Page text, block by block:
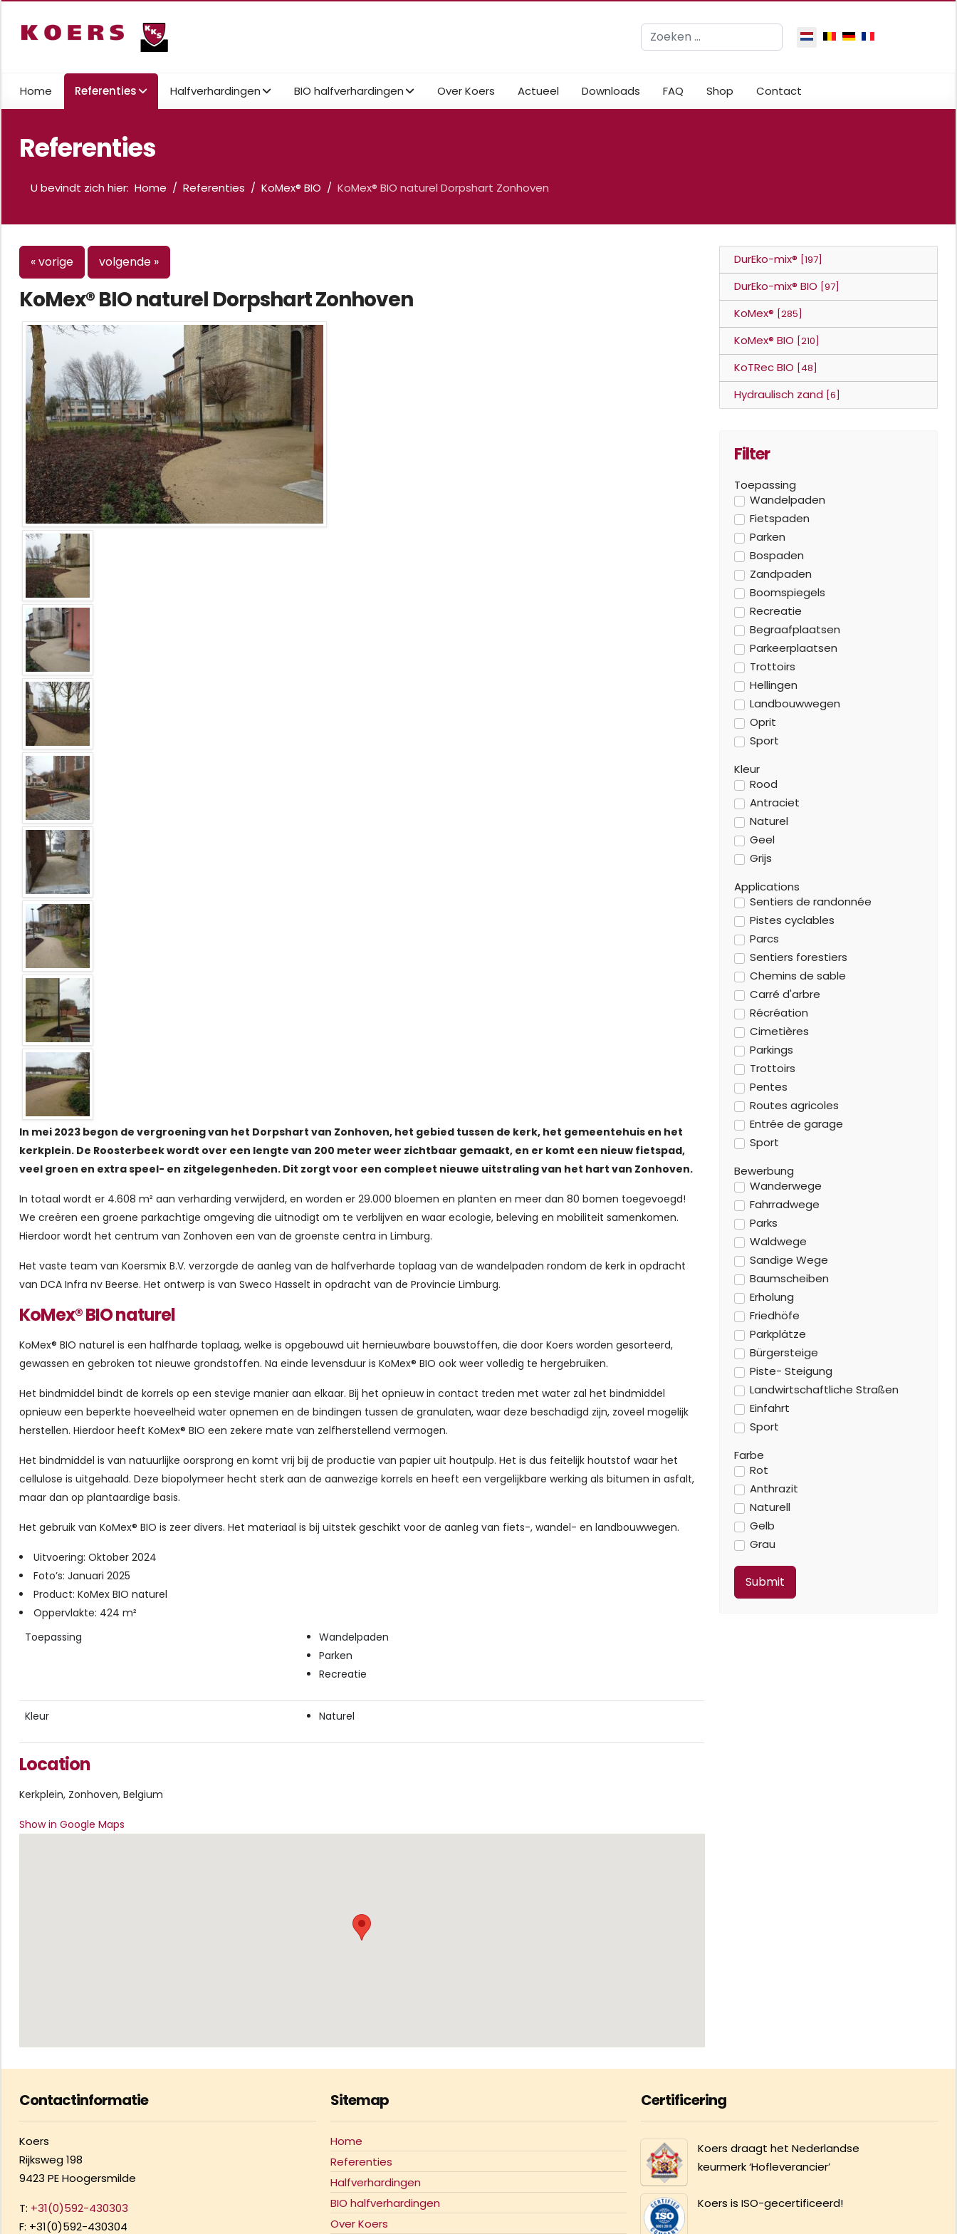
Zoeken Selecteer de taal
Home Referenties Halfverhardingen BIO halfverhardingen Over Koers Actueel Downloads FAQ Shop Contact
Referenties
U bevindt zich hier: Home Referenties KoMex® BIO KoMex® BIO naturel Dorpshart Zonhoven
« vorige volgende »
KoMex® BIO naturel Dorpshart Zonhoven
In mei 2023 begon de vergroening van het Dorpshart van Zonhoven, het gebied tussen de kerk, het gemeentehuis en het
kerkplein. De Roosterbeek wordt over een lengte van 200 meter weer zichtbaar gemaakt, en er komt een nieuw fietspad,
veel groen en extra speel- en zitgelegenheden. Dit zorgt voor een compleet nieuwe uitstraling van het hart van Zonhoven.
In totaal wordt er 4.608 m² aan verharding verwijderd, en worden er 29.000 bloemen en planten en meer dan 80 bomen toegevoegd!
We creëren een groene parkachtige omgeving die uitnodigt om te verblijven en waar ecologie, beleving en mobiliteit samenkomen.
Hierdoor wordt het centrum van Zonhoven een van de groenste centra in Limburg.
Het vaste team van Koersmix B.V. verzorgde de aanleg van de halfverharde toplaag van de wandelpaden rondom de kerk in opdracht
van DCA Infra nv Beerse. Het ontwerp is van Sweco Hasselt in opdracht van de Provincie Limburg.
KoMex® BIO naturel
KoMex® BIO naturel is een halfharde toplaag, welke is opgebouwd uit hernieuwbare bouwstoffen, die door Koers worden gesorteerd,
gewassen en gebroken tot nieuwe grondstoffen. Na einde levensduur is KoMex® BIO ook weer volledig te hergebruiken.
Het bindmiddel bindt de korrels op een stevige manier aan elkaar. Bij het opnieuw in contact treden met water zal het bindmiddel
opnieuw een beperkte hoeveelheid water opnemen en de bindingen tussen de granulaten, waar deze beschadigd zijn, zoveel mogelijk
herstellen. Hierdoor heeft KoMex® BIO een zekere mate van zelfherstellend vermogen.
Het bindmiddel is van natuurlijke oorsprong en komt vrij bij de productie van papier uit houtpulp. Het is dus feitelijk houtstof waar het
cellulose is uitgehaald. Deze biopolymeer hecht sterk aan de aanwezige korrels en heeft een vergelijkbare werking als bitumen in asfalt,
maar dan op plantaardige basis.
Het gebruik van KoMex® BIO is zeer divers. Het materiaal is bij uitstek geschikt voor de aanleg van fiets-, wandel- en landbouwwegen.
Uitvoering: Oktober 2024
Foto’s: Januari 2025
Product: KoMex BIO naturel
Oppervlakte: 424 m²
Toepassing
Wandelpaden
Parken
Recreatie
Kleur Naturel
Location
Kerkplein, Zonhoven, Belgium
Show in Google Maps
DurEko-mix® [197]
DurEko-mix® BIO [97]
KoMex® [285]
KoMex® BIO [210]
KoTRec BIO [48]
Hydraulisch zand [6]
Filter
Toepassing
Wandelpaden
Fietspaden
Parken
Bospaden
Zandpaden
Boomspiegels
Recreatie
Begraafplaatsen
Parkeerplaatsen
Trottoirs
Hellingen
Landbouwwegen
Oprit
Sport
Kleur
Rood
Antraciet
Naturel
Geel
Grijs
Applications
Sentiers de randonnée
Pistes cyclables
Parcs
Sentiers forestiers
Chemins de sable
Carré d'arbre
Récréation
Cimetières
Parkings
Trottoirs
Pentes
Routes agricoles
Entrée de garage
Sport
Bewerbung
Wanderwege
Fahrradwege
Parks
Waldwege
Sandige Wege
Baumscheiben
Erholung
Friedhöfe
Parkplätze
Bürgersteige
Piste- Steigung
Landwirtschaftliche Straßen
Einfahrt
Sport
Farbe
Rot
Anthrazit
Naturell
Gelb
Grau
Contactinformatie
Koers
Rijksweg 198
9423 PE Hoogersmilde
T: +31(0)592-430303
F: +31(0)592-430304
Sitemap
Home
Referenties
Halfverhardingen
BIO halfverhardingen
Over Koers
Certificering
Koers draagt het Nederlandse
keurmerk ‘Hofleverancier’
Koers is ISO-gecertificeerd!